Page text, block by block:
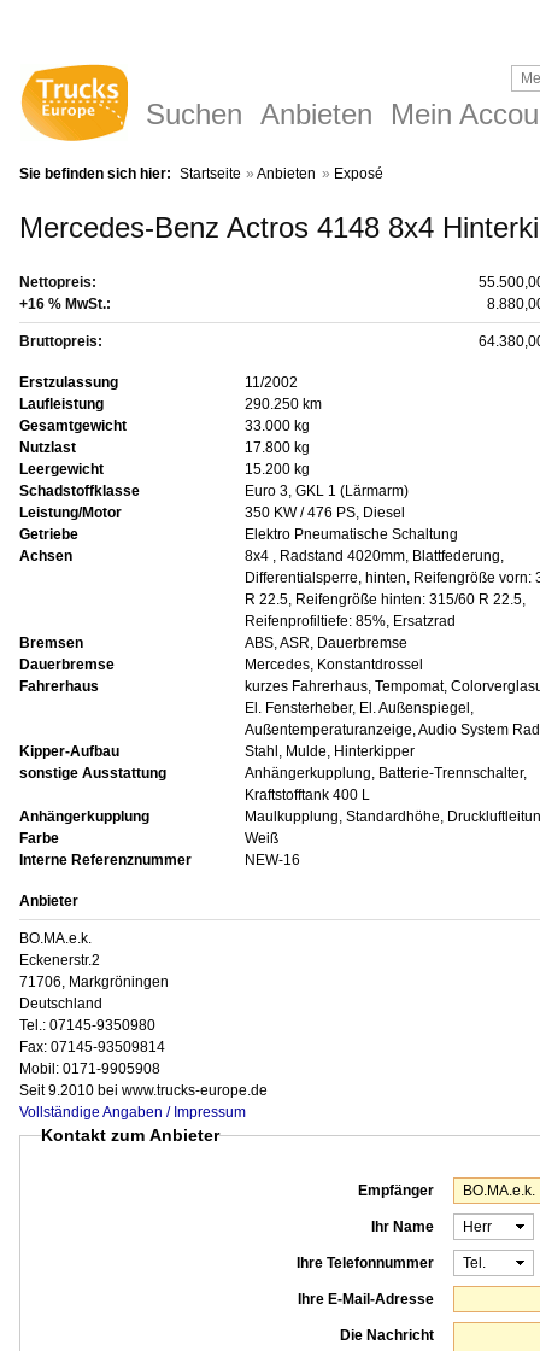
Suchen Anbieten Mein
Sie befinden sich hier: Startseite » Anbieten » Exposé
Mercedes-Benz Actros 4148 8x4
Nettopreis:
+16 % MwSt.:
Bruttopreis:
Erstzulassung
11/2002
Laufleistung
290.250 km
Gesamtgewicht
33.000 kg
Nutzlast
17.800 kg
Leergewicht
15.200 kg
Schadstoffklasse
Euro 3, GKL 1 (Lärmarm)
Leistung/Motor
350 KW / 476 PS, Diesel
Getriebe
Elektro Pneumatische Schaltung
Achsen
8x4 , Radstand 4020mm, Blattfederung,
Differentialsperre, hinten, Reifengröße vorn:
R 22.5, Reifengröße hinten: 315/60 R 22.5,
Reifenprofiltiefe: 85%, Ersatzrad
Bremsen
ABS, ASR, Dauerbremse
Dauerbremse
Mercedes, Konstantdrossel
Fahrerhaus
kurzes Fahrerhaus, Tempomat,
El. Fensterheber, El. Außenspiegel,
Außentemperaturanzeige, Audio System
Kipper-Aufbau
Stahl, Mulde, Hinterkipper
sonstige Ausstattung
Anhängerkupplung, Batterie-Trennschalter,
Kraftstofftank 400 L
Anhängerkupplung
Maulkupplung, Standardhöhe,
Farbe
Weiß
Interne Referenznummer
NEW-16
Anbieter
BO.MA.e.k.
Eckenerstr.2
71706, Markgröningen
Deutschland
Tel.: 07145-9350980
Fax: 07145-93509814
Mobil: 0171-9905908
Seit 9.2010 bei www.trucks-europe.de
Vollständige Angaben / Impressum
Kontakt zum Anbieter
Empfänger
Ihr Name
Ihre Telefonnummer
Ihre E-Mail-Adresse
Die Nachricht